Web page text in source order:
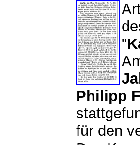
"
Philipp
für den